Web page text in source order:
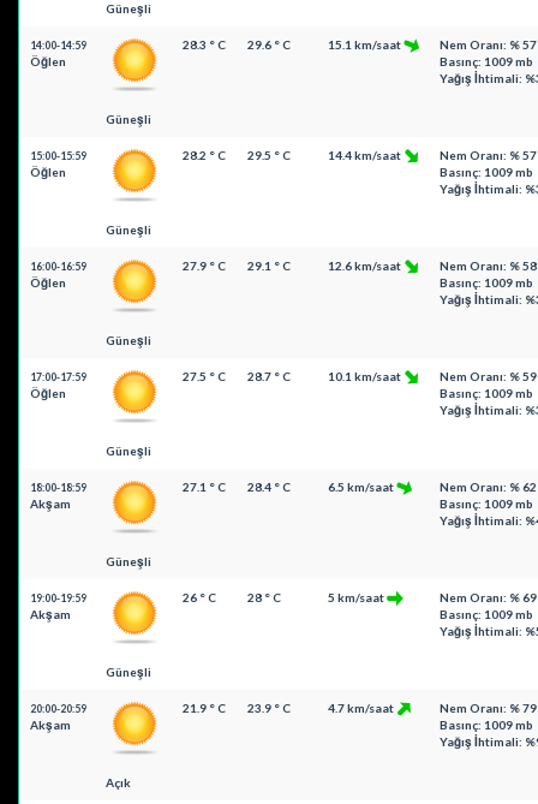
Güneşli
14:00-14:59
Öğlen
Güneşli
28.3 ° C 29.6 ° C 15.1 km/saat
Nem Oranı: % 57
Basınç: 1009 mb
Yağış İhtimali:
15:00-15:59
Öğlen
Güneşli
28.2 ° C 29.5 ° C 14.4 km/saat
Nem Oranı: % 57
Basınç: 1009 mb
Yağış İhtimali:
16:00-16:59
Öğlen
Güneşli
27.9 ° C 29.1 ° C 12.6 km/saat
Nem Oranı: % 58
Basınç: 1009 mb
Yağış İhtimali:
17:00-17:59
Öğlen
Güneşli
27.5 ° C 28.7 ° C 10.1 km/saat
Nem Oranı: % 59
Basınç: 1009 mb
Yağış İhtimali:
18:00-18:59
Akşam
Güneşli
27.1 ° C 28.4 ° C 6.5 km/saat
Nem Oranı: % 62
Basınç: 1009 mb
Yağış İhtimali:
19:00-19:59
Akşam
Güneşli
26 ° C 28 ° C 5 km/saat
Nem Oranı: % 69
Basınç: 1009 mb
Yağış İhtimali:
20:00-20:59
Akşam
Açık
21.9 ° C 23.9 ° C 4.7 km/saat
Nem Oranı: % 79
Basınç: 1009 mb
Yağış İhtimali: